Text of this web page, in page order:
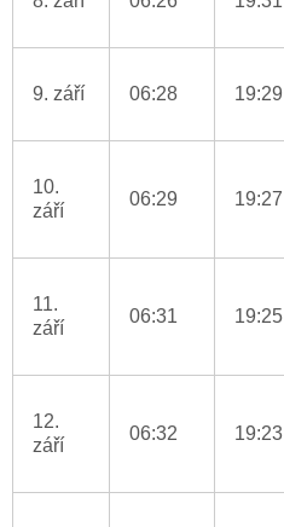
9. září 06:28 19:29
10.
září
06:29 19:27
11.
září
06:31 19:25
12.
září
06:32 19:23